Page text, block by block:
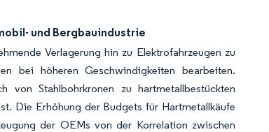
und Bergbauindustrie
Verlagerung hin zu Elektrofahrzeugen zu
bei höheren Geschwindigkeiten bearbeiten.
von Stahlbohrkronen zu hartmetallbestückten
Die Erhöhung der Budgets für Hartmetallkäufe
der OEMs von der Korrelation zwischen